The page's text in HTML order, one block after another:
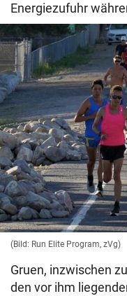
Energiezufuhr
(Bild: Run Elite Program, zVg)
Gruen, inzwischen
den vor ihm